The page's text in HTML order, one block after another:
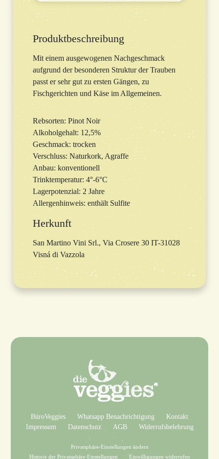
Produktbeschreibung
Mit einem ausgewogenen Nachgeschmack
aufgrund der besonderen Struktur der Trauben
passt er sehr gut zu ersten Gängen, zu
Fischgerichten und Käse im Allgemeinen.
Rebsorten: Pinot Noir
Alkoholgehalt: 12,5%
Geschmack: trocken
Verschluss: Naturkork, Agraffe
Anbau: konventionell
Trinktemperatur: 4°-6°C
Lagerpotenzial: 2 Jahre
Allergenhinweis: enthält Sulfite
Herkunft
San Martino Vini Srl., Via Crosere 30 IT-31028
Visná di Vazzola
BüroVeggies Whatsapp Benachrichtigung
Kontakt
Impressum
Datenschutz AGB Widerrufsbelehrung
Privatsphäre-Einstellungen ändern
Historie der Privatsphäre-Einstellungen
Einwilligungen widerrufen